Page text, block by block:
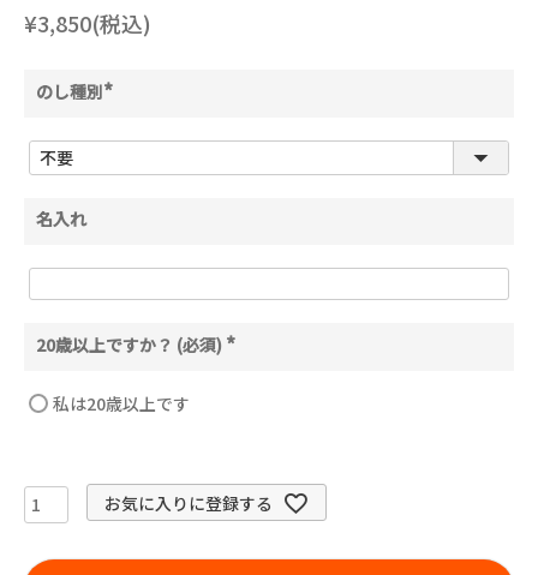
¥3,850(税込)
のし種別
須
名入れ
20歳以上ですか？ (必須)
私は20歳以上です
お気に入りに登録する